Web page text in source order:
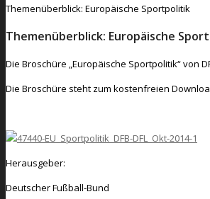
Themenüberblick: Europäische Sportpolitik
Themenüberblick: Europäische
Die Broschüre „Europäische Sportpolitik“ von
Die Broschüre steht zum kostenfreien
Herausgeber:
Deutscher Fußball-Bund